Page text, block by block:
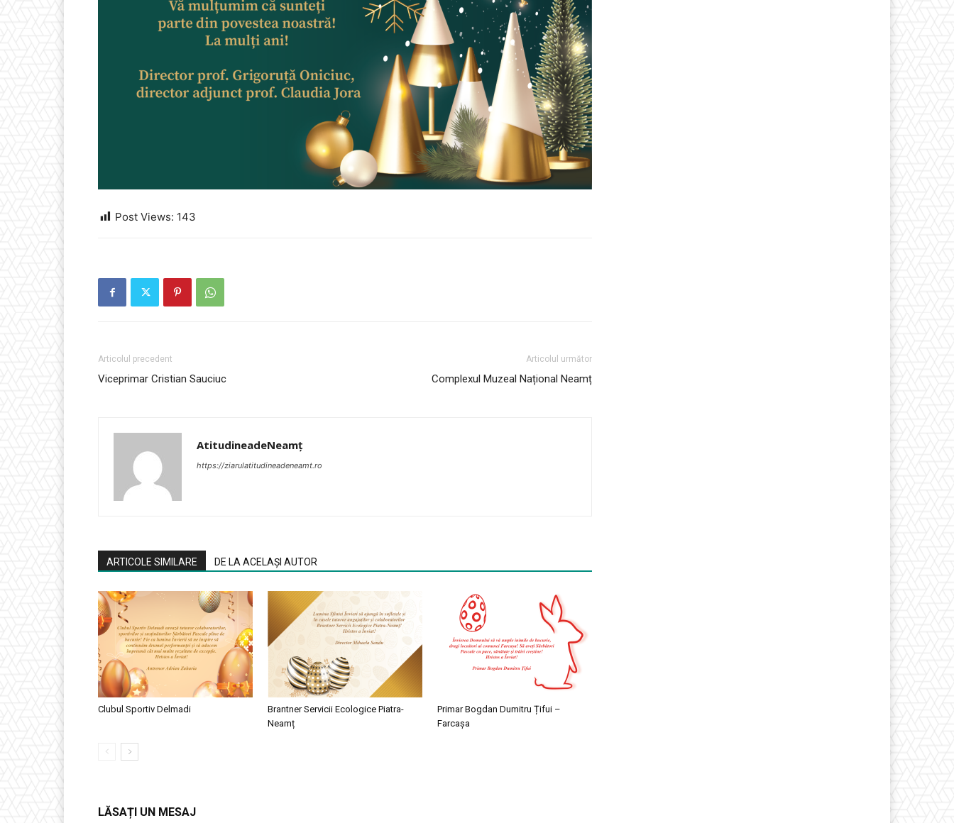
Post Views: 143
Articolul precedent
Viceprimar Cristian Sauciuc
Articolul următor
Complexul Muzeal Național Neamț
AtitudineadeNeamț
https://ziarulatitudineadeneamt.ro
ARTICOLE SIMILARE DE LA ACELAȘI AUTOR
Clubul Sportiv Delmadi
Brantner Servicii Ecologice Piatra-
Neamț
Primar Bogdan Dumitru Țifui –
Farcașa
LĂSAȚI UN MESAJ